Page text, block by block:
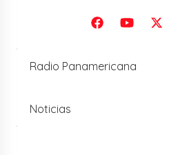
Radio Panamericana
Noticias